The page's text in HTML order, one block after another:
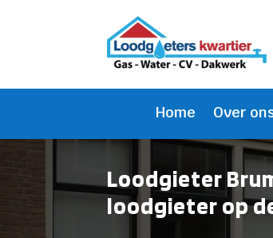
Home Over
Loodgieter
loodgieter op